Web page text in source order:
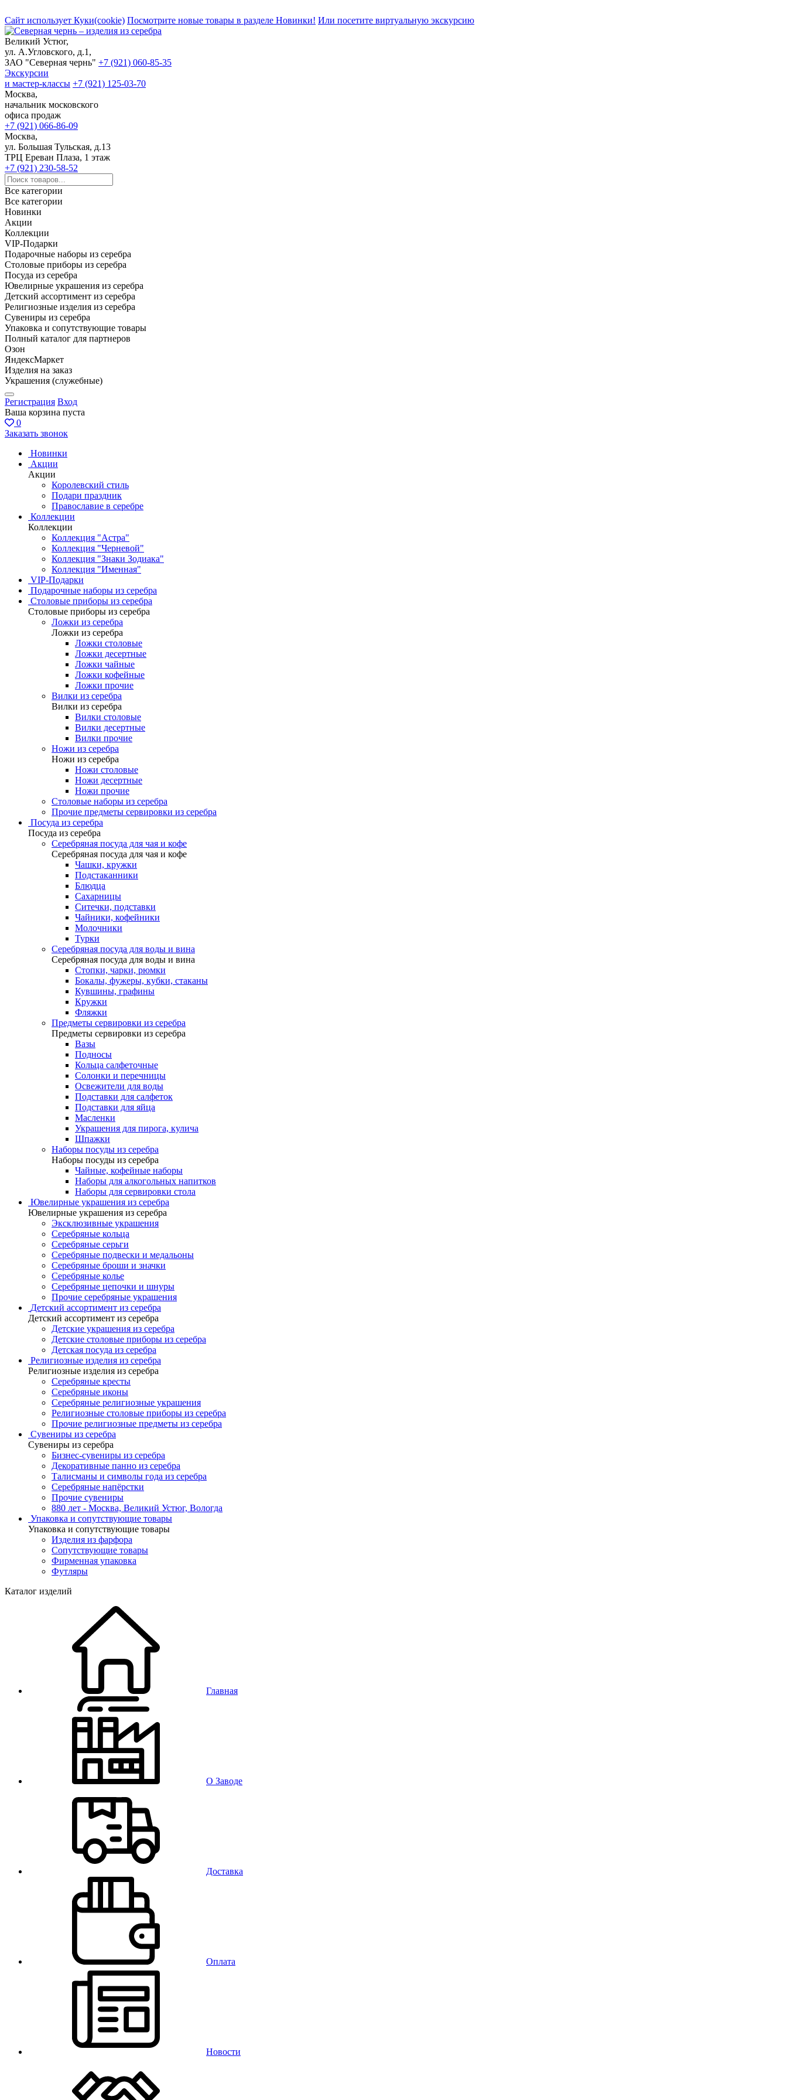
Сайт использует Куки(cookie) Посмотрите новые товары в разделе Новинки! Или посетите виртуальную экскурсию
Великий Устюг,
ул. А.Угловского, д.1,
ЗАО "Северная чернь" +7 (921) 060-85-35
Экскурсии
и мастер-классы +7 (921) 125-03-70
Москва,
начальник московского
офиса продаж
+7 (921) 066-86-09
Москва,
ул. Большая Тульская, д.13
ТРЦ Ереван Плаза, 1 этаж
+7 (921) 230-58-52
Все категории
Все категории
Новинки
Акции
Коллекции
VIP-Подарки
Подарочные наборы из серебра
Столовые приборы из серебра
Посуда из серебра
Ювелирные украшения из серебра
Детский ассортимент из серебра
Религиозные изделия из серебра
Сувениры из серебра
Упаковка и сопутствующие товары
Полный каталог для партнеров
Озон
ЯндексМаркет
Изделия на заказ
Украшения (служебные)
Регистрация Вход
Ваша корзина пуста
0
Заказать звонок
Новинки
Акции
Акции
Королевский стиль
Подари праздник
Православие в серебре
Коллекции
Коллекции
Коллекция "Астра"
Коллекция "Черневой"
Коллекция "Знаки Зодиака"
Коллекция "Именная"
VIP-Подарки
Подарочные наборы из серебра
Столовые приборы из серебра
Столовые приборы из серебра
Ложки из серебра
Ложки из серебра
Ложки столовые
Ложки десертные
Ложки чайные
Ложки кофейные
Ложки прочие
Вилки из серебра
Вилки из серебра
Вилки столовые
Вилки десертные
Вилки прочие
Ножи из серебра
Ножи из серебра
Ножи столовые
Ножи десертные
Ножи прочие
Столовые наборы из серебра
Прочие предметы сервировки из серебра
Посуда из серебра
Посуда из серебра
Серебряная посуда для чая и кофе
Серебряная посуда для чая и кофе
Чашки, кружки
Подстаканники
Блюдца
Сахарницы
Ситечки, подставки
Чайники, кофейники
Молочники
Турки
Серебряная посуда для воды и вина
Серебряная посуда для воды и вина
Стопки, чарки, рюмки
Бокалы, фужеры, кубки, стаканы
Кувшины, графины
Кружки
Фляжки
Предметы сервировки из серебра
Предметы сервировки из серебра
Вазы
Подносы
Кольца салфеточные
Солонки и перечницы
Освежители для воды
Подставки для салфеток
Подставки для яйца
Масленки
Украшения для пирога, кулича
Шпажки
Наборы посуды из серебра
Наборы посуды из серебра
Чайные, кофейные наборы
Наборы для алкогольных напитков
Наборы для сервировки стола
Ювелирные украшения из серебра
Ювелирные украшения из серебра
Эксклюзивные украшения
Серебряные кольца
Серебряные серьги
Серебряные подвески и медальоны
Серебряные броши и значки
Серебряные колье
Серебряные цепочки и шнуры
Прочие серебряные украшения
Детский ассортимент из серебра
Детский ассортимент из серебра
Детские украшения из серебра
Детские столовые приборы из серебра
Детская посуда из серебра
Религиозные изделия из серебра
Религиозные изделия из серебра
Серебряные кресты
Серебряные иконы
Серебряные религиозные украшения
Религиозные столовые приборы из серебра
Прочие религиозные предметы из серебра
Сувениры из серебра
Сувениры из серебра
Бизнес-сувениры из серебра
Декоративные панно из серебра
Талисманы и символы года из серебра
Серебряные напёрстки
Прочие сувениры
880 лет - Москва, Великий Устюг, Вологда
Упаковка и сопутствующие товары
Упаковка и сопутствующие товары
Изделия из фарфора
Сопутствующие товары
Фирменная упаковка
Футляры
Каталог изделий
Главная
О Заводе
Доставка
Оплата
Новости